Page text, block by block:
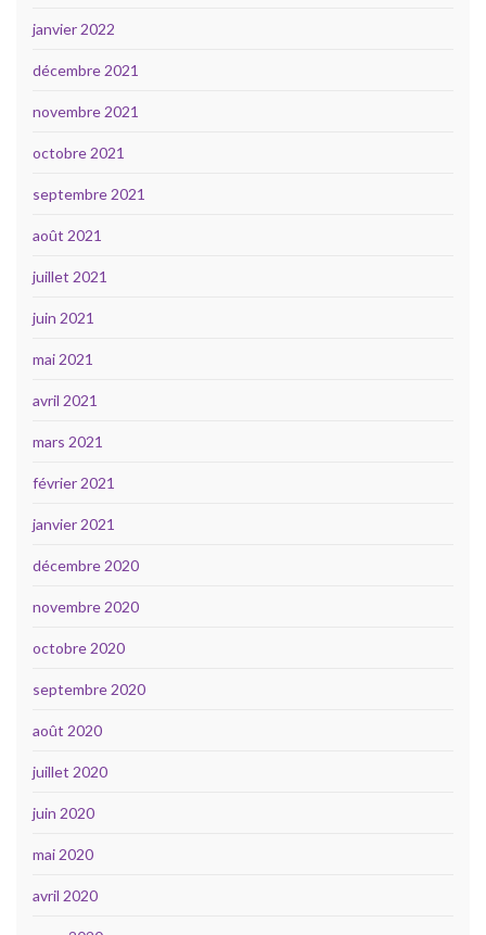
janvier 2022
décembre 2021
novembre 2021
octobre 2021
septembre 2021
août 2021
juillet 2021
juin 2021
mai 2021
avril 2021
mars 2021
février 2021
janvier 2021
décembre 2020
novembre 2020
octobre 2020
septembre 2020
août 2020
juillet 2020
juin 2020
mai 2020
avril 2020